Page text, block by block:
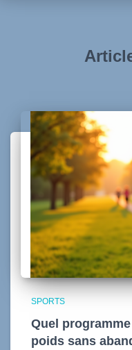
SPORTS
Quel
poids sans